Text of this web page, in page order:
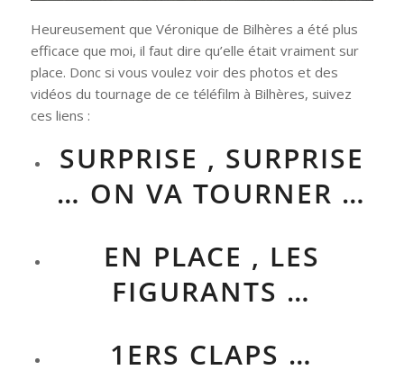
Heureusement que Véronique de Bilhères a été plus
efficace que moi, il faut dire qu’elle était vraiment sur
place. Donc si vous voulez voir des photos et des
vidéos du tournage de ce téléfilm à Bilhères, suivez
ces liens :
SURPRISE , SURPRISE
… ON VA TOURNER …
EN PLACE , LES
FIGURANTS …
1ERS CLAPS …